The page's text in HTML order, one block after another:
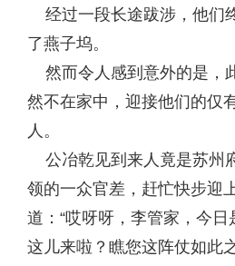
经过一段长途跋涉，他们
了燕子坞。
然而令人感到意外的是，
然不在家中，迎接他们的仅
人。
公冶乾见到来人竟是苏州
领的一众官差，赶忙快步迎
道：“哎呀呀，李管家，今日
这儿来啦？瞧您这阵仗如此